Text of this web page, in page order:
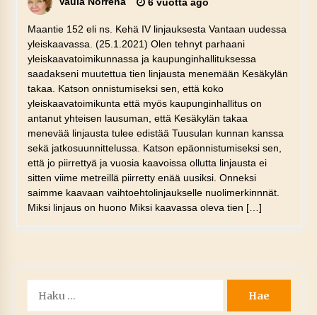
Maantie 152 eli ns. Kehä IV linjauksesta Vantaan uudessa
yleiskaavassa. (25.1.2021) Olen tehnyt parhaani
yleiskaavatoimikunnassa ja kaupunginhallituksessa
saadakseni muutettua tien linjausta menemään Kesäkylän
takaa. Katson onnistumiseksi sen, että koko
yleiskaavatoimikunta että myös kaupunginhallitus on
antanut yhteisen lausuman, että Kesäkylän takaa
menevää linjausta tulee edistää Tuusulan kunnan kanssa
sekä jatkosuunnittelussa. Katson epäonnistumiseksi sen,
että jo piirrettyä ja vuosia kaavoissa ollutta linjausta ei
sitten viime metreillä piirretty enää uusiksi. Onneksi
saimme kaavaan vaihtoehtolinjaukselle nuolimerkinnnät.
Miksi linjaus on huono Miksi kaavassa oleva tien […]